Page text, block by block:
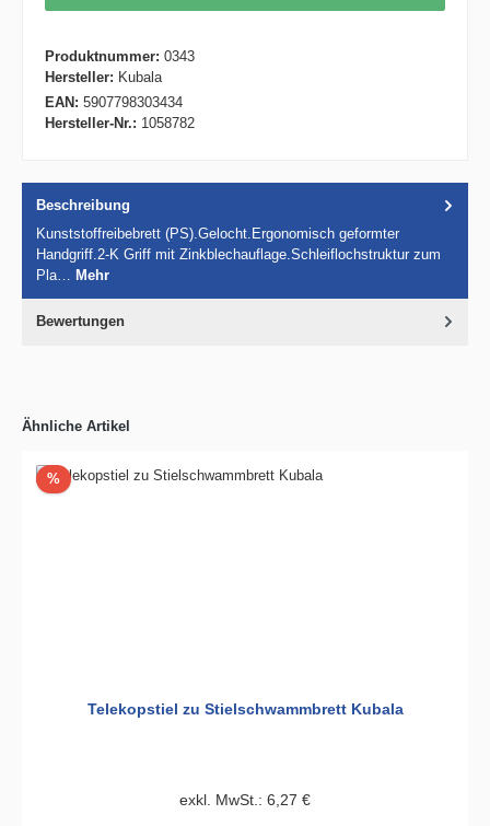
Produktnummer: 0343
Hersteller: Kubala
EAN: 5907798303434
Hersteller-Nr.: 1058782
Beschreibung
Kunststoffreibebrett (PS).Gelocht.Ergonomisch geformter
Handgriff.2-K Griff mit Zinkblechauflage.Schleiflochstruktur zum
Pla… Mehr
Bewertungen
Ähnliche Artikel
%Rabatt
Telekopstiel zu Stielschwammbrett Kubala
exkl. MwSt.: 6,27 €